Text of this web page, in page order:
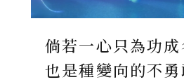
倘若一心只為功
也是種變向的不